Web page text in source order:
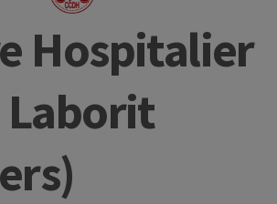
Hospitalier
Laborit